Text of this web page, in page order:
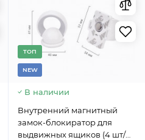
TОП
NEW
В наличии
Внутренний магнитный
замок-блокиратор для
выдвижных ящиков (4 шт/